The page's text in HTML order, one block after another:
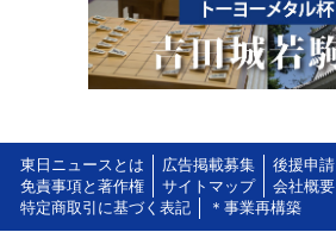
東日ニュースとは 広告掲載募集 後援申請
免責事項と著作権
サイトマップ 会社概要
特定商取引に基づく表記
＊事業再構築